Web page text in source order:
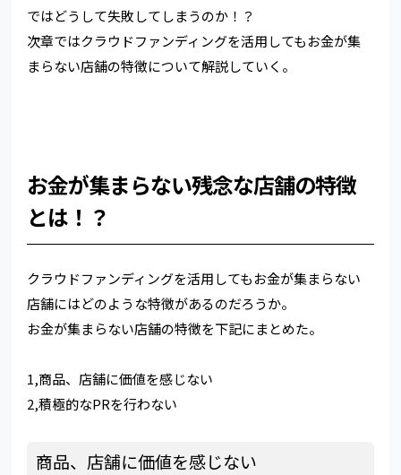
ではどうして失敗してしまうのか！？
次章ではクラウドファンディングを活用してもお金が集
まらない店舗の特徴について解説していく。
お金が集まらない残念な店舗の特徴
とは！？
クラウドファンディングを活用してもお金が集まらない
店舗にはどのような特徴があるのだろうか。
お金が集まらない店舗の特徴を下記にまとめた。
1,商品、店舗に価値を感じない
2,積極的なPRを行わない
商品、店舗に価値を感じない